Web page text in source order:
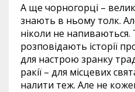
А ще чорногорці –
знають в ньому толк.
ніколи не напиваються.
розповідають історії
для настрою зранку
ракії – для місцевих
налити теж. Але не